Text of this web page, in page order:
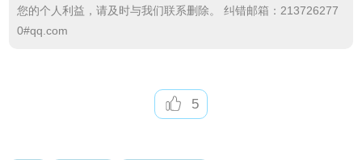
您的个人利益，请及时与我们联系删除。 纠错邮箱：213726277
0#qq.com
5